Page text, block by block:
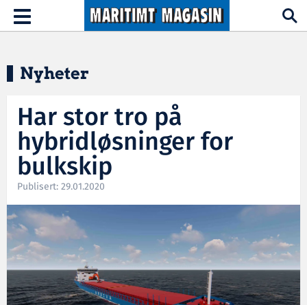
Hopp til hovedinnhold
Toggle
navigation
Nyheter
Har stor tro på
hybridløsninger for
bulkskip
Publisert: 29.01.2020